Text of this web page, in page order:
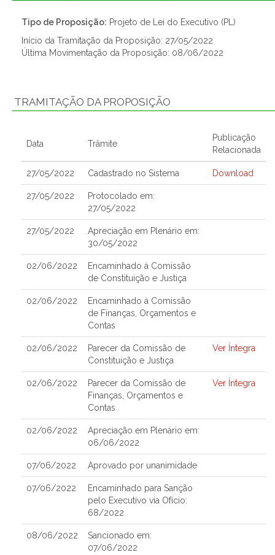
Tipo de Proposição: Projeto de Lei do Executivo (PL)
Início da Tramitação da Proposição: 27/05/2022
Última Movimentação da Proposição: 08/06/2022
TRAMITAÇÃO DA PROPOSIÇÃO
Data Trâmite
Publicação
Relacionada
27/05/2022 Cadastrado no Sistema Download
27/05/2022
Protocolado em:
27/05/2022
27/05/2022
Apreciação em Plenário em:
30/05/2022
02/06/2022
Encaminhado à Comissão
de Constituição e Justiça
02/06/2022
Encaminhado à Comissão
de Finanças, Orçamentos e
Contas
02/06/2022
Parecer da Comissão de
Constituição e Justiça
Ver Íntegra
02/06/2022
Parecer da Comissão de
Finanças, Orçamentos e
Contas
Ver Íntegra
02/06/2022
Apreciação em Plenário em:
06/06/2022
07/06/2022 Aprovado por unanimidade
07/06/2022
Encaminhado para Sanção
pelo Executivo via Ofício:
68/2022
08/06/2022
Sancionado em:
07/06/2022